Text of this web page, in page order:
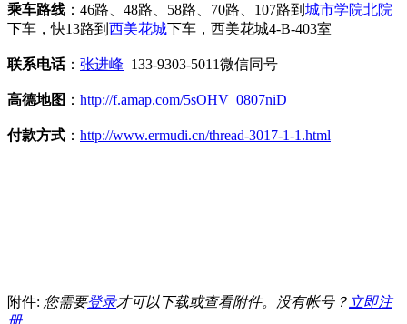
乘车路线 ：46路、48路、58路、70路、107路到 城市学院北院
下车，快13路到 西美花城下车，西美花城4-B-403室
联系电话： 张进峰 133-9303-5011微信同号
高德地图 ： http://f.amap.com/5sOHV_0807niD
付款方式 ： http://www.ermudi.cn/thread-3017-1-1.html
附件: 您需要登录才可以下载或查看附件。没有帐号？ 立即注
册